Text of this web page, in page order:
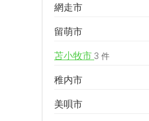
網走市
留萌市
苫小牧市 3 件
稚内市
美唄市